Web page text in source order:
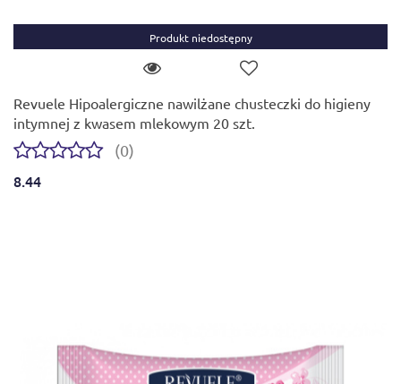
Produkt niedostępny
Revuele Hipoalergiczne nawilżane chusteczki do higieny
intymnej z kwasem mlekowym 20 szt.
(0)
8.44